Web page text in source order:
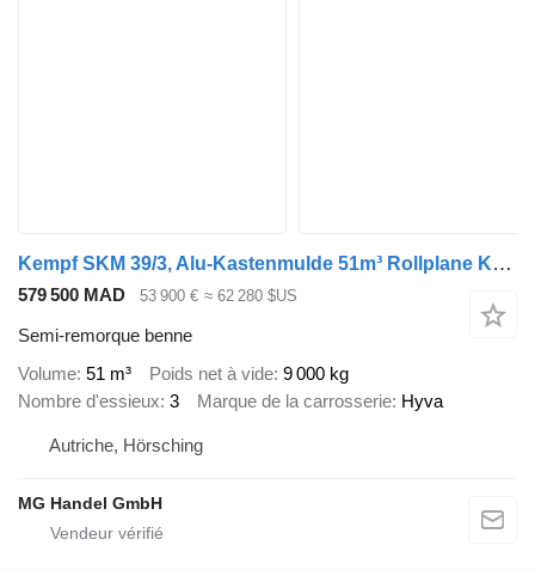
Kempf SKM 39/3, Alu-Kastenmulde 51m³ Rollplane Kombiklappe, Alcoa
579 500 MAD 53 900 € ≈ 62 280 $US
Semi-remorque benne
Volume 51 m³ Poids net à vide 9 000 kg
Nombre d'essieux 3 Marque de la carrosserie Hyva
Autriche, Hörsching
MG Handel GmbH